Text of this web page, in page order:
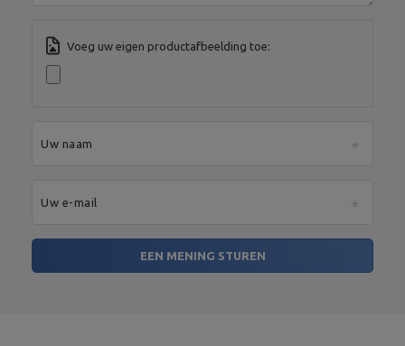
Voeg uw eigen productafbeelding toe:
Uw naam
Uw e-mail
EEN MENING STUREN